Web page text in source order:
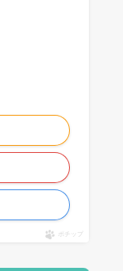
ポチップ